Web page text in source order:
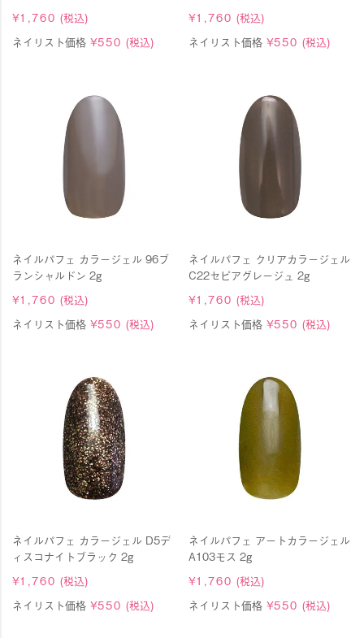
¥1,760 (税込)
ネイリスト価格 ¥550 (税込)
¥1,760 (税込)
ネイリスト価格 ¥550 (税込)
ネイルパフェ カラージェル 96ブ
ランシャルドン 2g
¥1,760 (税込)
ネイリスト価格 ¥550 (税込)
ネイルパフェ クリアカラージェル
C22セピアグレージュ 2g
¥1,760 (税込)
ネイリスト価格 ¥550 (税込)
ネイルパフェ カラージェル D5デ
ィスコナイトブラック 2g
¥1,760 (税込)
ネイリスト価格 ¥550 (税込)
ネイルパフェ アートカラージェル
A103モス 2g
¥1,760 (税込)
ネイリスト価格 ¥550 (税込)